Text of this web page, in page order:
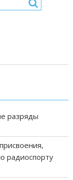
разряды
радиоспорту